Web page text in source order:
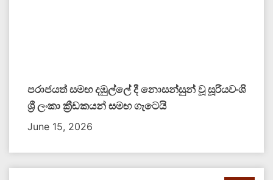
පරාජයත් සමඟ දඹුල්ලේ දී නොසන්සුන් වූ සූරියවංශි
ශ්‍රී ලංකා ක්‍රීඩකයන් සමඟ ගැටෙයි
June 15, 2026